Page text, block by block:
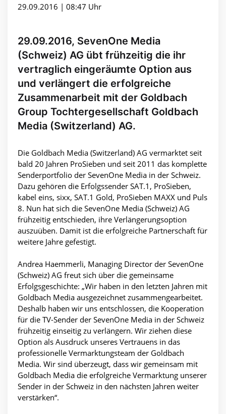
29.09.2016 | 08:47 Uhr
29.09.2016, SevenOne Media
(Schweiz) AG übt frühzeitig die ihr
vertraglich eingeräumte Option aus
und verlängert die erfolgreiche
Zusammenarbeit mit der Goldbach
Group Tochtergesellschaft Goldbach
Media (Switzerland) AG.
Die Goldbach Media (Switzerland) AG vermarktet seit
bald 20 Jahren ProSieben und seit 2011 das komplette
Senderportfolio der SevenOne Media in der Schweiz.
Dazu gehören die Erfolgssender SAT.1, ProSieben,
kabel eins, sixx, SAT.1 Gold, ProSieben MAXX und Puls
8. Nun hat sich die SevenOne Media (Schweiz) AG
frühzeitig entschieden, ihre Verlängerungsoption
auszuüben. Damit ist die erfolgreiche Partnerschaft für
weitere Jahre gefestigt.
Andrea Haemmerli, Managing Director der SevenOne
(Schweiz) AG freut sich über die gemeinsame
Erfolgsgeschichte: „Wir haben in den letzten Jahren mit
Goldbach Media ausgezeichnet zusammengearbeitet.
Deshalb haben wir uns entschlossen, die Kooperation
für die TV-Sender der SevenOne Media in der Schweiz
frühzeitig einseitig zu verlängern. Wir ziehen diese
Option als Ausdruck unseres Vertrauens in das
professionelle Vermarktungsteam der Goldbach
Media. Wir sind überzeugt, dass wir gemeinsam mit
Goldbach Media die erfolgreiche Vermarktung unserer
Sender in der Schweiz in den nächsten Jahren weiter
verstärken“.